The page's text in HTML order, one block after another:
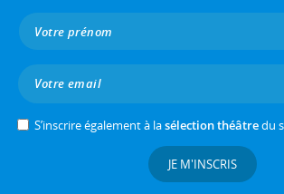
S’inscrire également à lasélection théâtredu
JE M'INSCRIS